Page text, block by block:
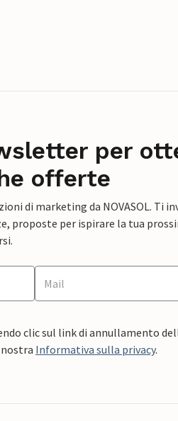
per
offerte
di marketing da NOVASOL. Ti
proposte per ispirare la tua
clic sul link di annullamento
Informativa sulla privacy.